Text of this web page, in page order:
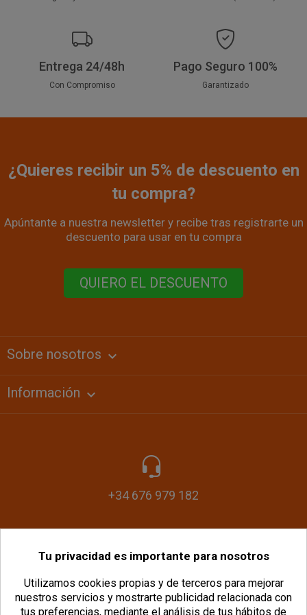
Entrega 24/48h
Con Compromiso
Pago Seguro 100%
Garantizado
¿Quieres recibir un 5% de descuento en
tu compra?
Apúntante a nuestra newsletter y recibe tras registrarte un
descuento para usar en tu compra
QUIERO EL DESCUENTO
Sobre nosotros keyboard_arrow_down
Información 
+34 676 979 182
info@plasticomania.com
Tu privacidad es importante para nosotros
Utilizamos cookies propias y de terceros para mejorar
nuestros servicios y mostrarte publicidad relacionada con
tus preferencias, mediante el análisis de tus hábitos de